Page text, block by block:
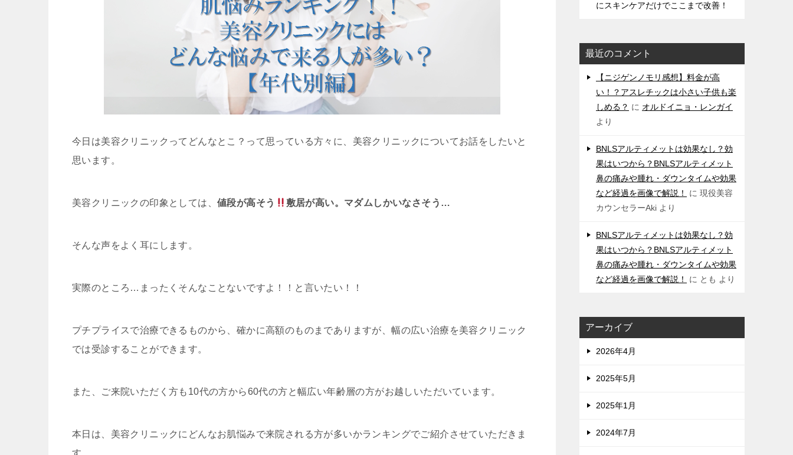
今日は美容クリニックってどんなとこ？って思っている方々に、美容クリニックについてお話をしたいと
思います。
美容クリニックの印象としては、 値段が高そう 敷居が高い。マダムしかいなさそう…
そんな声をよく耳にします。
実際のところ…まったくそんなことないですよ！！と言いたい！！
プチプライスで治療できるものから、確かに高額のものまでありますが、幅の広い治療を美容クリニック
では受診することができます。
また、ご来院いただく方も10代の方から60代の方と幅広い年齢層の方がお越しいただいています。
本日は、美容クリニックにどんなお肌悩みで来院される方が多いかランキングでご紹介させていただきま
す。
にスキンケアだけでここまで改善！
最近のコメント
【ニジゲンノモリ感想】料金が高
い！？アスレチックは小さい子供も楽
しめる？ に オルドイニョ・レンガイ
より
BNLSアルティメットは効果なし？効
果はいつから？BNLSアルティメット
鼻の痛みや腫れ・ダウンタイムや効果
など経過を画像で解説！
に 現役美容
カウンセラーAki より
BNLSアルティメットは効果なし？効
果はいつから？BNLSアルティメット
鼻の痛みや腫れ・ダウンタイムや効果
など経過を画像で解説！
に とも より
アーカイブ
2026年4月
2025年5月
2025年1月
2024年7月